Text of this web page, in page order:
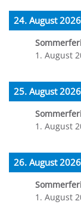
24. August 2026
1. August
25. August 2026
1. August
26. August 2026
1. August